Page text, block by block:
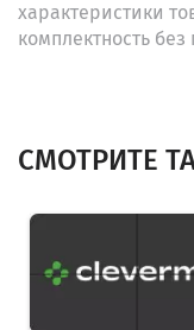
характеристики
комплектность
СМОТРИТЕ